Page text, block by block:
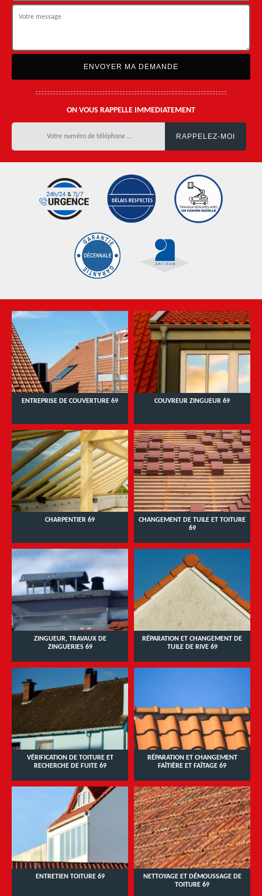
ON VOUS RAPPELLE IMMEDIATEMENT
ENTREPRISE DE COUVERTURE 69 COUVREUR ZINGUEUR 69
CHARPENTIER 69
CHANGEMENT DE TUILE ET TOITURE
69
ZINGUEUR, TRAVAUX DE
ZINGUERIES 69
RÉPARATION ET CHANGEMENT DE
TUILE DE RIVE 69
VÉRIFICATION DE TOITURE ET
RECHERCHE DE FUITE 69
RÉPARATION ET CHANGEMENT
FAÎTIÈRE ET FAÎTAGE 69
ENTRETIEN TOITURE 69
NETTOYAGE ET DÉMOUSSAGE DE
TOITURE 69